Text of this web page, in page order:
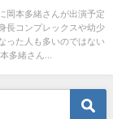
岡本多緒さんが出演予定
長コンプレックスや幼少
った人も多いのではない
多緒さん...